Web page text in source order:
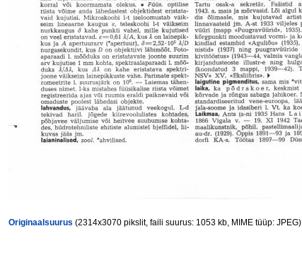
Originaalsuurus (2314x3070 pikslit, faili suurus: 1053 kb, MIME tüüp: JPEG)